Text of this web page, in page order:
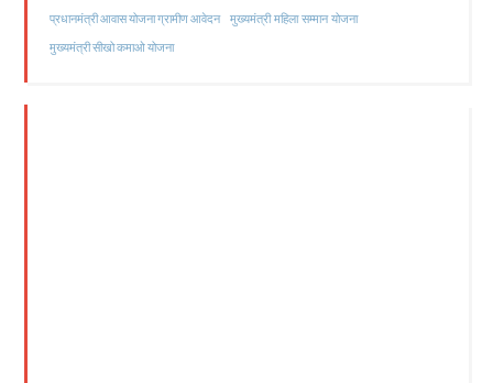
प्रधानमंत्री आवास योजना ग्रामीण आवेदन मुख्यमंत्री महिला सम्मान योजना
मुख्यमंत्री सीखो कमाओ योजना